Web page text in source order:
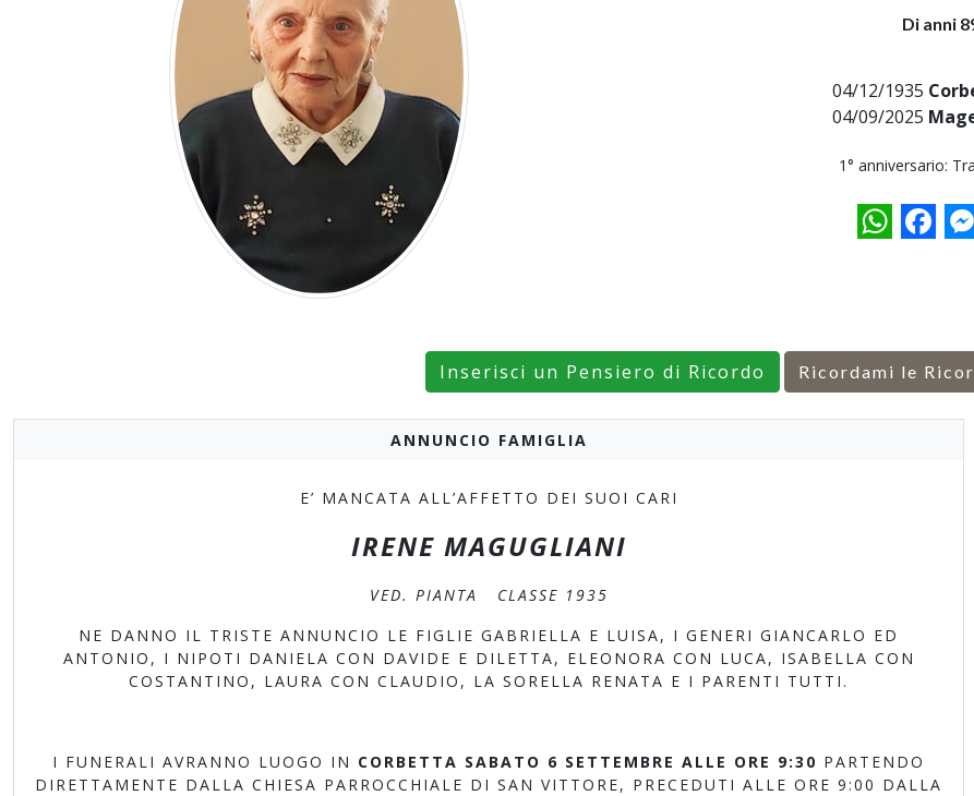
Di anni
04/12/1935
04/09/2025
1° anniversario: Tra
WhatsApp
Inserisci un Pensiero di Ricordo Ricordami le
ANNUNCIO FAMIGLIA
E’ MANCATA ALL’AFFETTO DEI SUOI CARI
IRENE MAGUGLIANI
VED. PIANTA CLASSE 1935
NE DANNO IL TRISTE ANNUNCIO LE FIGLIE GABRIELLA E LUISA, I GENERI GIANCARLO ED
ANTONIO, I NIPOTI DANIELA CON DAVIDE E DILETTA, ELEONORA CON LUCA, ISABELLA CON
COSTANTINO, LAURA CON CLAUDIO, LA SORELLA RENATA E I PARENTI TUTTI.
I FUNERALI AVRANNO LUOGO IN CORBETTA SABATO 6 SETTEMBRE ALLE ORE 9:30 PARTENDO
DIRETTAMENTE DALLA CHIESA PARROCCHIALE DI SAN VITTORE, PRECEDUTI ALLE ORE 9:00 DALLA